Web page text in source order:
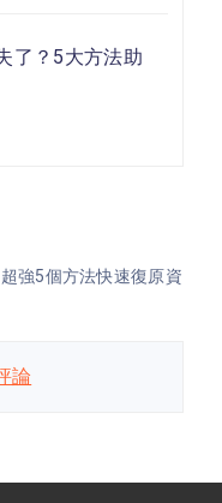
了？5大方法助
強5個方法快速復原資
論